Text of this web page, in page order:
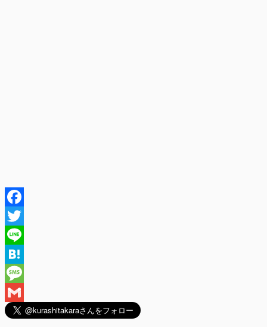
Facebook
Twitter
Line
Hatena
Message
Gmail